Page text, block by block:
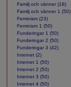
Familj och vänner (18)
Familj och vänner 1 (50)
Feminism (23)
Feminism 1 (50)
Funderingar 1 (50)
Funderingar 2 (50)
Funderingar 3 (42)
Internet (2)
Internet 1 (50)
Internet 2 (50)
Internet 3 (50)
Internet 4 (50)